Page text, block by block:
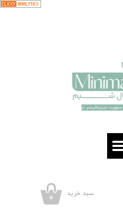
۰ سبد خرید
مینیمالیسم در